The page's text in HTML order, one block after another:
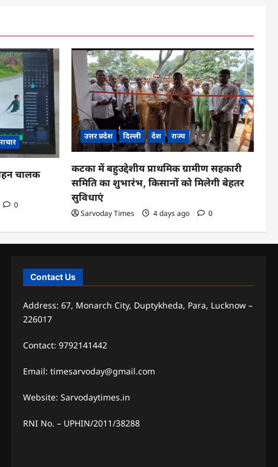
चालक
0
उत्तर प्रदेश दिल्ली देश राज्य
कटका में बहुउद्देशीय प्राथमिक ग्रामीण सहकारी
समिति का शुभारंभ, किसानों को मिलेगी बेहतर
सुविधाएं
Sarvoday Times 4 days ago 0
Contact Us
Address: 67, Monarch City, Duptykheda, Para, Lucknow –
226017
Contact: 9792141442
Email: timesarvoday@gmail.com
Website: Sarvodaytimes.in
RNI No. – UPHIN/2011/38288